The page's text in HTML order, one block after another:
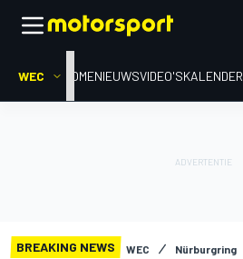
WEC HOMENIEUWSVIDEO'SKALENDER
BREAKING NEWS WEC Nürburgring